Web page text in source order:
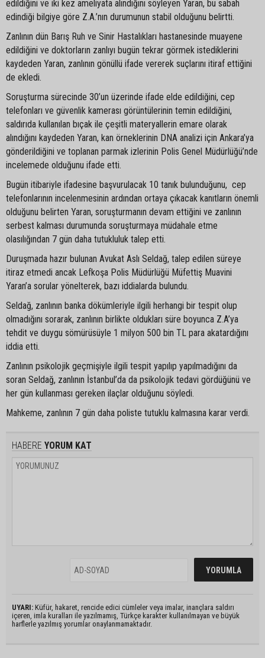
edildiğini ve iki kez ameliyata alındığını söyleyen Yaran, bu sabah
edindiği bilgiye göre Z.A.’nın durumunun stabil olduğunu belirtti.
Zanlının dün Barış Ruh ve Sinir Hastalıkları hastanesinde muayene
edildiğini ve doktorların zanlıyı bugün tekrar görmek istediklerini
kaydeden Yaran, zanlının gönüllü ifade vererek suçlarını itiraf ettiğini
de ekledi.
Soruşturma sürecinde 30’un üzerinde ifade elde edildiğini, cep
telefonları ve güvenlik kamerası görüntülerinin temin edildiğini,
saldırıda kullanılan bıçak ile çeşitli materyallerin emare olarak
alındığını kaydeden Yaran, kan örneklerinin DNA analizi için Ankara’ya
gönderildiğini ve toplanan parmak izlerinin Polis Genel Müdürlüğü’nde
incelemede olduğunu ifade etti.
Bugün itibariyle ifadesine başvurulacak 10 tanık bulunduğunu, cep
telefonlarının incelenmesinin ardından ortaya çıkacak kanıtların önemli
olduğunu belirten Yaran, soruşturmanın devam ettiğini ve zanlının
serbest kalması durumunda soruşturmaya müdahale etme
olasılığından 7 gün daha tutukluluk talep etti.
Duruşmada hazır bulunan Avukat Aslı Seldağ, talep edilen süreye
itiraz etmedi ancak Lefkoşa Polis Müdürlüğü Müfettiş Muavini
Yaran’a sorular yönelterek, bazı iddialarda bulundu.
Seldağ, zanlının banka dökümleriyle ilgili herhangi bir tespit olup
olmadığını sorarak, zanlının birlikte oldukları süre boyunca Z.A’ya
tehdit ve duygu sömürüsüyle 1 milyon 500 bin TL para akatardığını
iddia etti.
Zanlının psikolojik geçmişiyle ilgili tespit yapılıp yapılmadığını da
soran Seldağ, zanlının İstanbul’da da psikolojik tedavi gördüğünü ve
her gün kullanması gereken ilaçlar olduğunu söyledi.
Mahkeme, zanlının 7 gün daha poliste tutuklu kalmasına karar verdi.
HABERE YORUM KAT
UYARI: Küfür, hakaret, rencide edici cümleler veya imalar, inançlara saldırı
içeren, imla kuralları ile yazılmamış, Türkçe karakter kullanılmayan ve büyük
harflerle yazılmış yorumlar onaylanmamaktadır.